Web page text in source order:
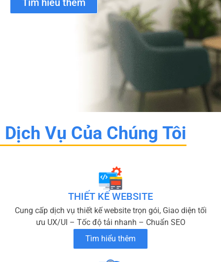
Tìm hiểu thêm
Dịch Vụ Của Chúng Tôi
THIẾT KẾ WEBSITE
Cung cấp dịch vụ thiết kế website trọn gói, Giao diện tối
ưu UX/UI – Tốc độ tải nhanh – Chuẩn SEO
Tìm hiểu thêm